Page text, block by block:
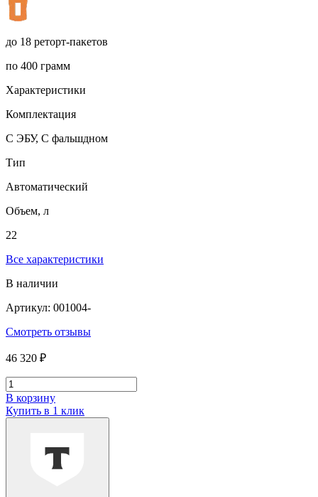
до 18 реторт-пакетов
по 400 грамм
Характеристики
Комплектация
С ЭБУ, С фальшдном
Тип
Автоматический
Объем, л
22
Все характеристики
В наличии
Артикул: 001004-
Смотреть отзывы
46 320 ₽
В корзину
Купить в 1 клик